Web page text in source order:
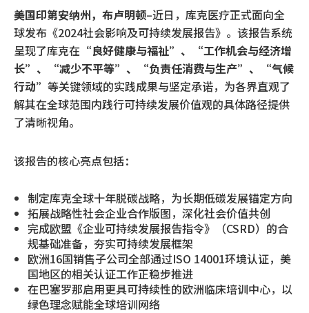
美国印第安纳州，布卢明顿–近日，库克医疗正式面向全
球发布《2024社会影响及可持续发展报告》。该报告系统
呈现了库克在 “良好健康与福祉”、“工作机会与经济增
长”、“减少不平等”、“负责任消费与生产”、“气候
行动” 等关键领域的实践成果与坚定承诺，为各界直观了
解其在全球范围内践行可持续发展价值观的具体路径提供
了清晰视角。
该报告的核心亮点包括：
制定库克全球十年脱碳战略，为长期低碳发展锚定方向
拓展战略性社会企业合作版图，深化社会价值共创
完成欧盟《企业可持续发展报告指令》（CSRD）的合
规基础准备，夯实可持续发展框架
欧洲16国销售子公司全部通过ISO 14001环境认证，美
国地区的相关认证工作正稳步推进
在巴塞罗那启用更具可持续性的欧洲临床培训中心，以
绿色理念赋能全球培训网络